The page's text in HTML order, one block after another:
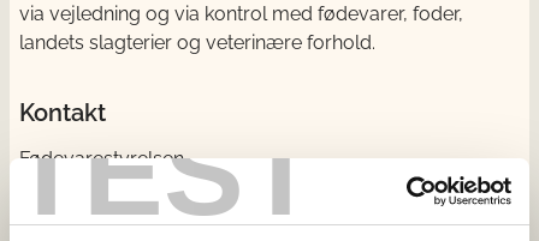
TEST
via vejledning og via kontrol med fødevarer, foder,
landets slagterier og veterinære forhold.
Kontakt
Fødevarestyrelsen
Stationsparken 31-33
2600 Glostrup